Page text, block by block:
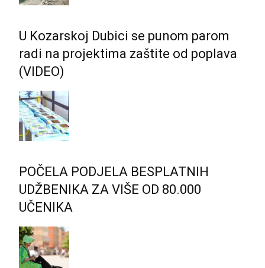
U Kozarskoj Dubici se punom parom
radi na projektima zaštite od poplava
(VIDEO)
POČELA PODJELA BESPLATNIH
UDŽBENIKA ZA VIŠE OD 80.000
UČENIKA